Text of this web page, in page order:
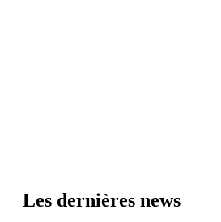
Les dernières news